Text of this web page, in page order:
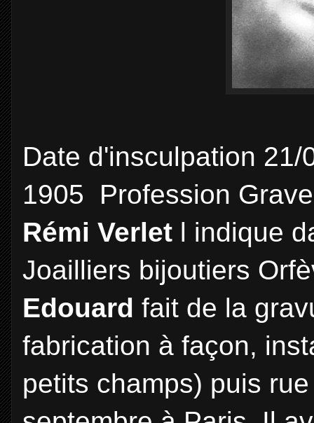
Date d'insculpation
1905 Profession
Rémi Verlet l indique
Joailliers bijoutiers
Edouard fait de la
fabrication à façon,
petits champs) puis